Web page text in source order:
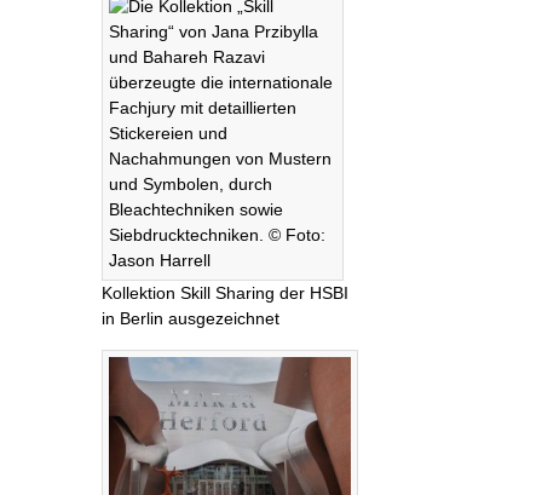
Kollektion Skill Sharing der HSBI
in Berlin ausgezeichnet